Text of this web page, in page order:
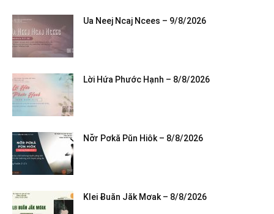
Ua Neej Ncaj Ncees – 9/8/2026
Lời Hứa Phước Hạnh – 8/8/2026
Nơ̆r Pơkă Pŭn Hiôk – 8/8/2026
Klei Ƀuăn Jăk Mơak – 8/8/2026